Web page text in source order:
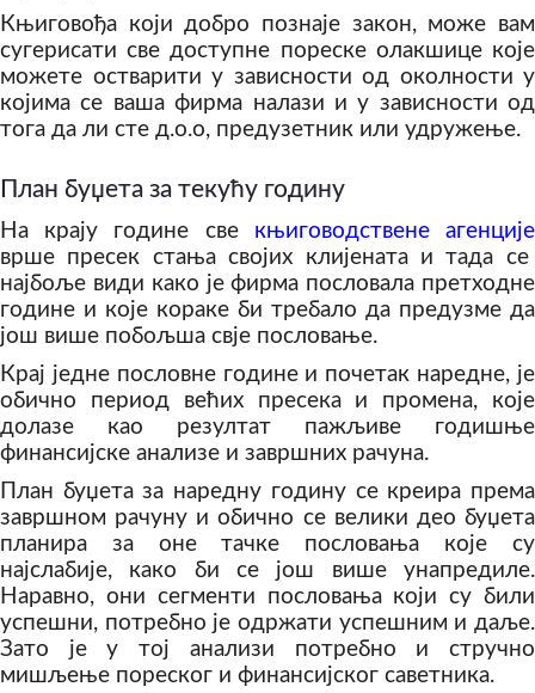
Књиговођа који добро познаје закон, може вам
сугерисати све доступне пореске олакшице које
можете остварити у зависности од околности у
којима се ваша фирма налази и у зависности од
тога да ли сте д.о.о, предузетник или удружење.
План буџета за текућу годину
На крају године све књиговодствене агенције
врше пресек стања својих клијената и тада се
најбоље види како је фирма пословала претходне
године и које кораке би требало да предузме да
још више побољша свје пословање.
Крај једне пословне године и почетак наредне, је
обично период већих пресека и промена, које
долазе као резултат пажљиве годишње
финансијске анализе и завршних рачуна.
План буџета за наредну годину се креира према
завршном рачуну и обично се велики део буџета
планира за оне тачке пословања које су
најслабије, како би се још више унапредиле.
Наравно, они сегменти пословања који су били
успешни, потребно је одржати успешним и даље.
Зато је у тој анализи потребно и стручно
мишљење пореског и финансијског саветника.